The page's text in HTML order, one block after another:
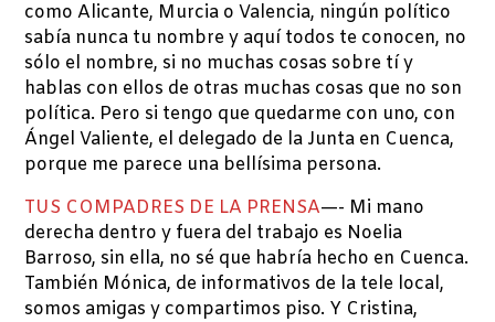
como Alicante, Murcia o Valencia, ningún político
sabía nunca tu nombre y aquí todos te conocen, no
sólo el nombre, si no muchas cosas sobre tí y
hablas con ellos de otras muchas cosas que no son
política. Pero si tengo que quedarme con uno, con
Ángel Valiente, el delegado de la Junta en Cuenca,
porque me parece una bellísima persona.
TUS COMPADRES DE LA PRENSA—- Mi mano
derecha dentro y fuera del trabajo es Noelia
Barroso, sin ella, no sé que habría hecho en Cuenca.
También Mónica, de informativos de la tele local,
somos amigas y compartimos piso. Y Cristina,